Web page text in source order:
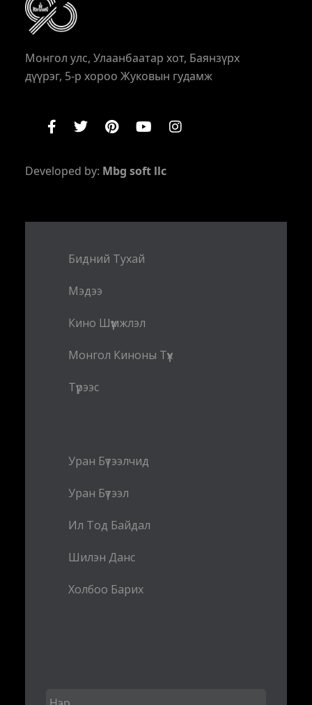
Монгол улс, Улаанбаатар хот, Баянзүрх
дүүрэг, 5-р хороо Жуковын гудамж
Developed by: Mbg soft llc
Бидний Тухай
Мэдээ
Кино Шүүмжлэл
Монгол Киноны Түүх
Түрээс
Уран Бүтээлчид
Уран Бүтээл
Ил Тод Байдал
Шилэн Данс
Холбоо Барих